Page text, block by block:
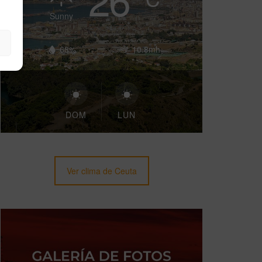
Sunny
68% 10.8mh
DOM LUN
Ver clima de Ceuta